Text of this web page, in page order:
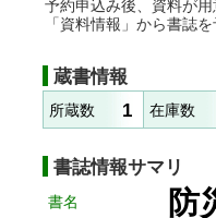
予約申込み後、資料が
「資料情報」から書誌
蔵書情報
所蔵数 1 在庫数
書誌情報サマリ
書名